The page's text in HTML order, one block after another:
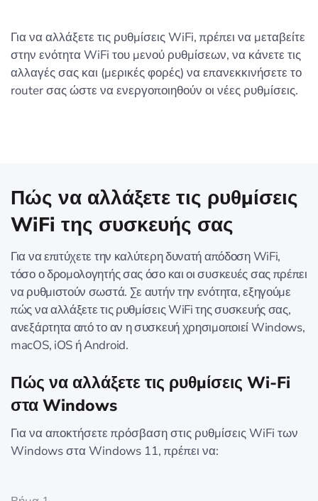
Για να αλλάξετε τις ρυθμίσεις WiFi, πρέπει να μεταβείτε
στην ενότητα WiFi του μενού ρυθμίσεων, να κάνετε τις
αλλαγές σας και (μερικές φορές) να επανεκκινήσετε το
router σας ώστε να ενεργοποιηθούν οι νέες ρυθμίσεις.
Πώς να αλλάξετε τις ρυθμίσεις
WiFi της συσκευής σας
Για να επιτύχετε την καλύτερη δυνατή απόδοση WiFi,
τόσο ο δρομολογητής σας όσο και οι συσκευές σας πρέπει
να ρυθμιστούν σωστά. Σε αυτήν την ενότητα, εξηγούμε
πώς να αλλάξετε τις ρυθμίσεις WiFi της συσκευής σας,
ανεξάρτητα από το αν η συσκευή χρησιμοποιεί Windows,
macOS, iOS ή Android.
Πώς να αλλάξετε τις ρυθμίσεις Wi-Fi
στα Windows
Για να αποκτήσετε πρόσβαση στις ρυθμίσεις WiFi των
Windows στα Windows 11, πρέπει να: